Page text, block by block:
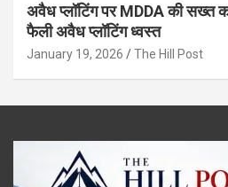
अवैध प्लॉटिंग पर MDDA की सख्त
फैली अवैध प्लॉटिंग ध्वस्त
January 19, 2026 The Hill Post